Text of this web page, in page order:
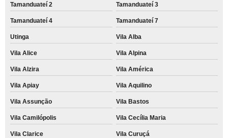
Tamanduateí 2 Tamanduateí 3
Tamanduateí 4 Tamanduateí 7
Utinga Vila Alba
Vila Alice Vila Alpina
Vila Alzira Vila América
Vila Apiay Vila Aquilino
Vila Assunção Vila Bastos
Vila Camilópolis Vila Cecília Maria
Vila Clarice Vila Curuçá